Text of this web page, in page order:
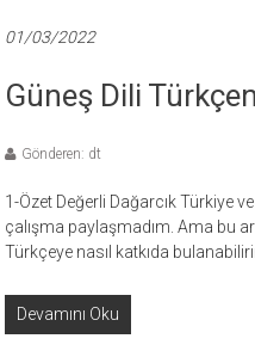
01/03/2022
Güneş Dili
Gönderen: dt
1-Özet Değerli Dağarcık Türkiye
çalışma paylaşmadım. Ama bu
Türkçeye nasıl katkıda
Devamını Oku